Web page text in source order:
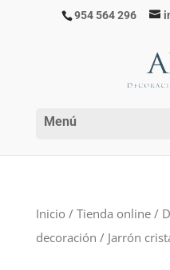
954 564 296
Inicio / Tienda online/
decoración / Jarrón